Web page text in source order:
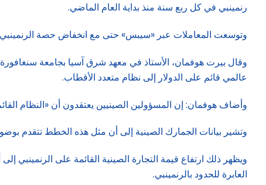
رنمينبي في كل ربع سنة منذ بداية العام الماضي.
وتوسعت المعاملات عبر «سيبس» حتى مع انخفاض حصة
وقال بيرت هوفمان، الأستاذ في معهد شرق آسيا بجامعة سنغافورة
عالمي قائم على الدولار إلى نظام متعدد الأقطاب.
وأضاف هوفمان: إن المسؤولين الصينيين يعتقدون أن «النظام
وتشير بيانات الجمارك الصينية إلى أن مثل هذه الخطط تتقدم
العابرة للحدود بالرنمينبي.